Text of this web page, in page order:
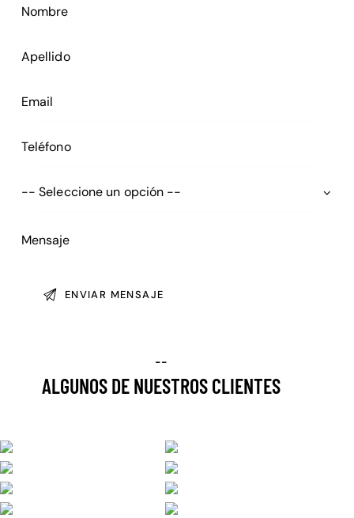
--
ALGUNOS DE NUESTROS CLIENTES